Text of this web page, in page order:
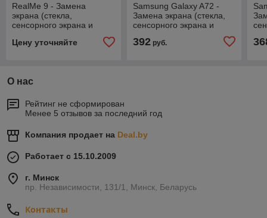
RealMe 9 - Замена
экрана (стекла,
сенсорного экрана и
Цену уточняйте
Samsung Galaxy A72 -
Замена экрана (стекла,
сенсорного экрана и
392руб.
О нас
Рейтинг не сформирован
Менее 5 отзывов за последний год
Компания продает на Deal.by
Работает с 15.10.2009
г. Минск
пр. Независимости, 131/1, Минск, Беларусь
Контакты